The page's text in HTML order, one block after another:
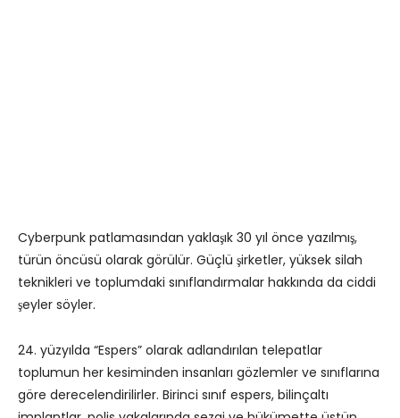
Cyberpunk patlamasından yaklaşık 30 yıl önce yazılmış,
türün öncüsü olarak görülür. Güçlü şirketler, yüksek silah
teknikleri ve toplumdaki sınıflandırmalar hakkında da ciddi
şeyler söyler.
24. yüzyılda “Espers” olarak adlandırılan telepatlar
toplumun her kesiminden insanları gözlemler ve sınıflarına
göre derecelendirilirler. Birinci sınıf espers, bilinçaltı